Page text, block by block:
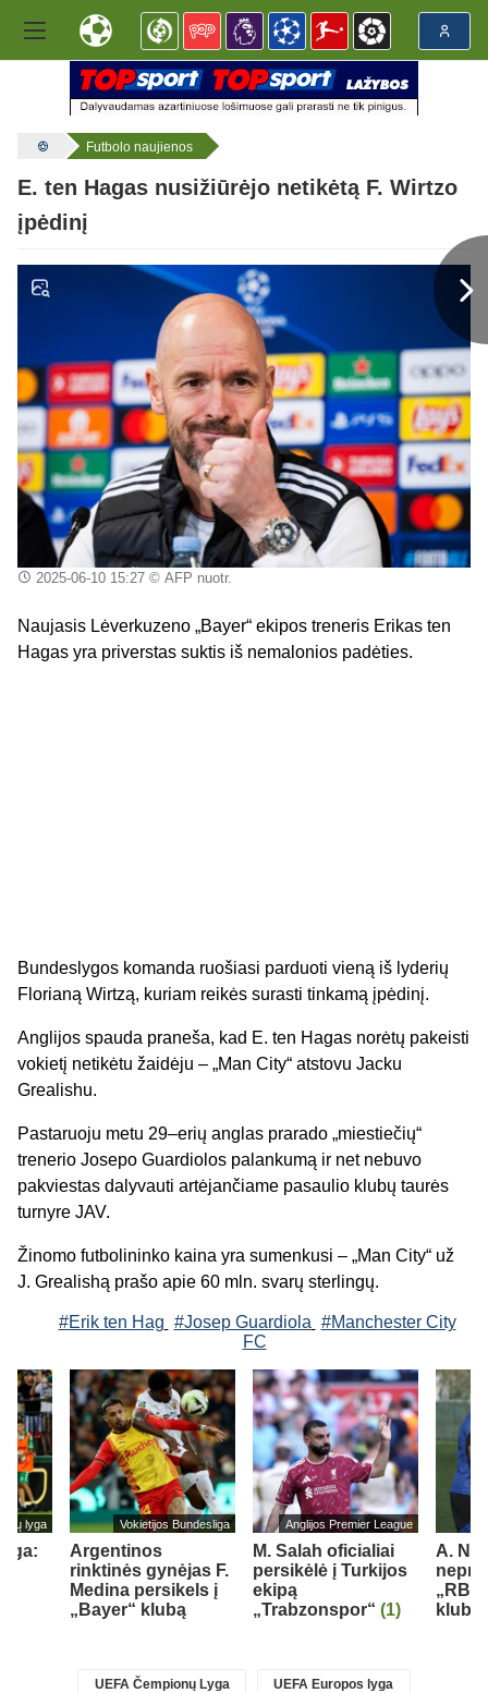
Futbolo naujienos
E. ten Hagas nusižiūrėjo netikėtą F. Wirtzo
įpėdinį
2025-06-10 15:27© AFP nuotr.
Naujasis Lėverkuzeno „Bayer“ ekipos treneris Erikas ten
Hagas yra priverstas suktis iš nemalonios padėties.
Bundeslygos komanda ruošiasi parduoti vieną iš lyderių
Florianą Wirtzą, kuriam reikės surasti tinkamą įpėdinį.
Anglijos spauda praneša, kad E. ten Hagas norėtų pakeisti
vokietį netikėtu žaidėju – „Man City“ atstovu Jacku
Grealishu.
Pastaruoju metu 29–erių anglas prarado „miestiečių“
trenerio Josepo Guardiolos palankumą ir net nebuvo
pakviestas dalyvauti artėjančiame pasaulio klubų taurės
turnyre JAV.
Žinomo futbolininko kaina yra sumenkusi – „Man City“ už
J. Grealishą prašo apie 60 mln. svarų sterlingų.
#Erik ten Hag #Josep Guardiola #Manchester City
FC
lyga Vokietijos Bundesliga
Argentinos
rinktinės gynėjas F.
Medina persikels į
„Bayer“ klubą
Anglijos Premier League
M. Salah oficialiai
persikėlė į Turkijos
ekipą
„Trabzonspor“ (1)
A.
„RB
UEFA Čempionų Lyga UEFA Europos lyga